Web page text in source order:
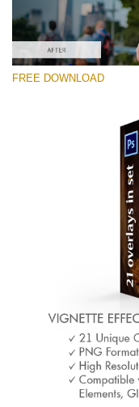
Vignette Effect
(21 Overlays)
Large 6000*4000px
Large 6000*4000px
Large 6000*4000px
FREE DOWNLOAD